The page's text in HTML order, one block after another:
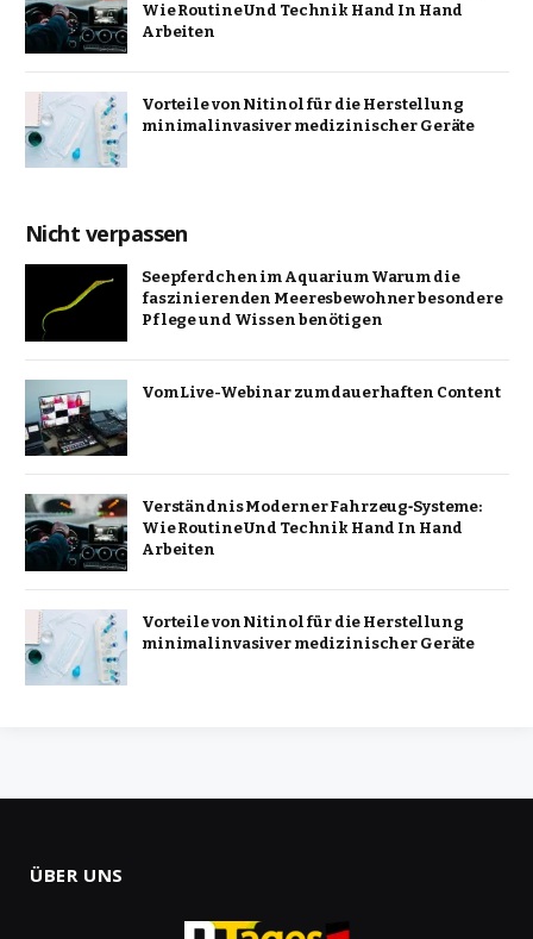
Wie Routine Und Technik Hand In Hand
Arbeiten
Vorteile von Nitinol für die Herstellung
minimalinvasiver medizinischer Geräte
Nicht verpassen
Seepferdchen im Aquarium Warum die
faszinierenden Meeresbewohner besondere
Pflege und Wissen benötigen
Vom Live-Webinar zum dauerhaften Content
Verständnis Moderner Fahrzeug‑Systeme:
Wie Routine Und Technik Hand In Hand
Arbeiten
Vorteile von Nitinol für die Herstellung
minimalinvasiver medizinischer Geräte
ÜBER UNS